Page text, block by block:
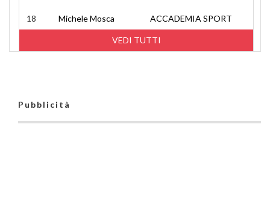
VEDI TUTTI
18 Michele Mosca ACCADEMIA SPORT
Pubblicità